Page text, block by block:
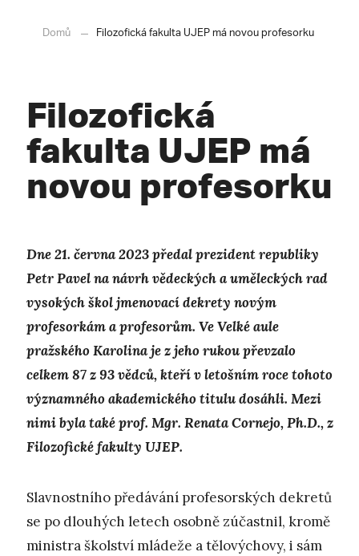
Domů Filozofická fakulta UJEP má novou profesorku
Filozofická
fakulta UJEP má
novou profesorku
Dne 21. června 2023 předal prezident republiky
Petr Pavel na návrh vědeckých a uměleckých rad
vysokých škol jmenovací dekrety novým
profesorkám a profesorům. Ve Velké aule
pražského Karolina je z jeho rukou převzalo
celkem 87 z 93 vědců, kteří v letošním roce tohoto
významného akademického titulu dosáhli. Mezi
nimi byla také prof. Mgr. Renata Cornejo, Ph.D., z
Filozofické fakulty UJEP.
Slavnostního předávání profesorských dekretů
se po dlouhých letech osobně zúčastnil, kromě
ministra školství mládeže a tělovýchovy, i sám